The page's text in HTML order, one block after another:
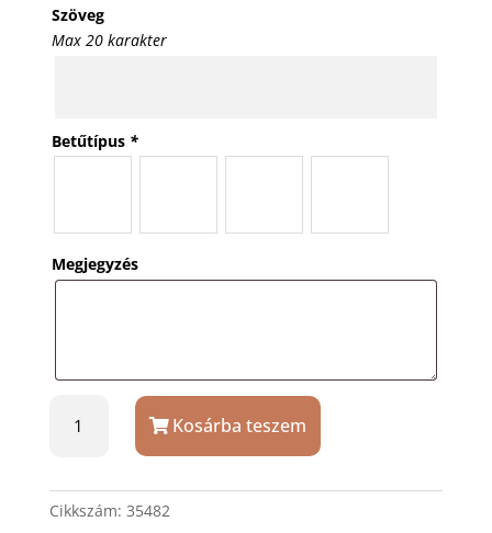
Szöveg
Max 20 karakter
Betűtípus *
Megjegyzés
fekete
gravírozással
Kosárba teszem
Cikkszám: 35482